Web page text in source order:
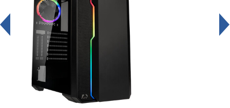
<